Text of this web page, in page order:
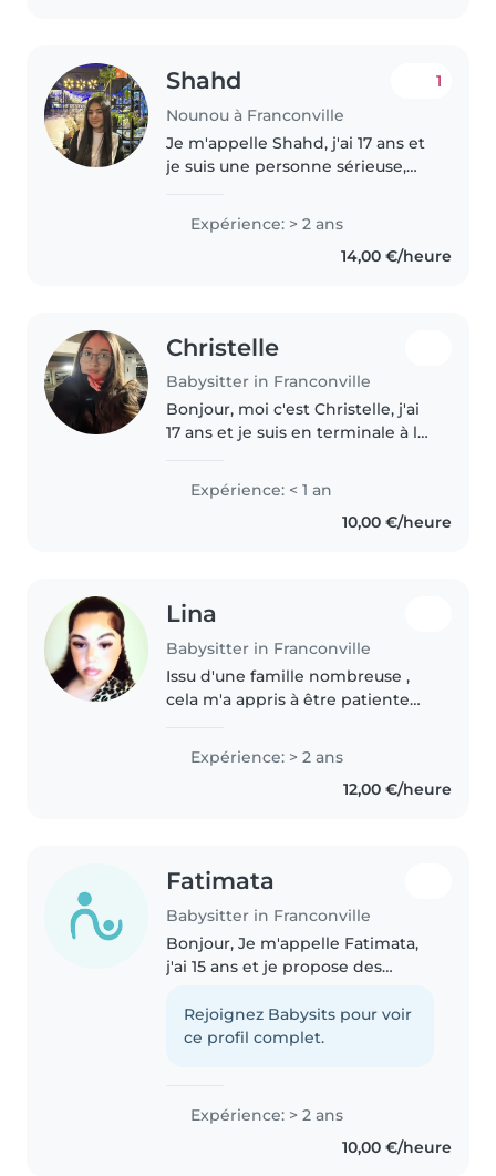
Shahd
Nounou à Franconville
1
Je m'appelle Shahd, j'ai 17 ans et
je suis une personne sérieuse,
d'expérience grâce à la garde
régulière de mes deux..
Expérience: > 2 ans
14,00 €/heure
Christelle
Babysitter in Franconville
Bonjour, moi c'est Christelle, j'ai
17 ans et je suis en terminale à la
enfants, c'est d'ailleurs pour ça
que je veux devenir pédiatre. Je
m'occupe régulièrement..
Expérience: < 1 an
10,00 €/heure
Lina
Babysitter in Franconville
Issu d'une famille nombreuse ,
cela m'a appris à être patiente
m'occuper de mes frères , sœurs
et cousins . Je m'entends bien
avec les enfants et j'aime..
Expérience: > 2 ans
12,00 €/heure
Fatimata
Babysitter in Franconville
Bonjour, Je m'appelle Fatimata,
j'ai 15 ans et je propose des
les alentours. J'ai déjà de
l'expérience avec les enfants
Rejoignez Babysits pour voir
ce profil complet.
Expérience: > 2 ans
10,00 €/heure